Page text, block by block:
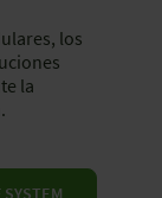
los
la